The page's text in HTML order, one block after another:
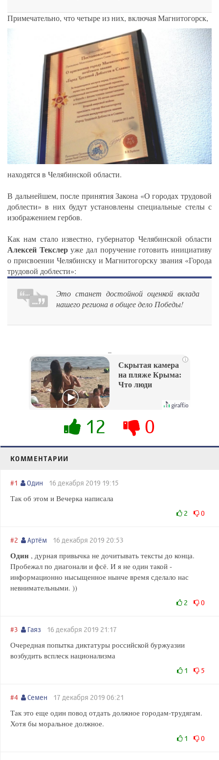
Примечательно, что четыре из них, включая Магнитогорск,
находятся в Челябинской области.
В дальнейшем, после принятия Закона «О городах трудовой
доблести» в них будут установлены специальные стелы с
изображением гербов.
Как нам стало известно, губернатор Челябинской области
Алексей Текслеруже дал поручение готовить инициативу
о присвоении Челябинску и Магнитогорску звания «Города
трудовой доблести»:
Это станет достойной оценкой вклада
нашего региона в общее дело Победы!
i
Скрытая камера
на пляже Крыма:
Что люди
их не видят...
12 0
КОММЕНТАРИИ
#1 Один 16 декабря 2019 19:15
Так об этом и Вечерка написала
2 0
#2 Артём 16 декабря 2019 20:53
Один , дурная привычка не дочитывать тексты до конца.
Пробежал по диагонали и фсё. И я не один такой -
информационно нысыщенное нынче время сделало нас
невнимательными. ))
2 0
#3 Гаяз 16 декабря 2019 21:17
Очередная попытка диктатуры российской буржуазии
возбудить всплеск национализма
1 5
#4 Семен 17 декабря 2019 06:21
Так это еще один повод отдать должное городам-трудягам.
Хотя бы моральное должное.
1 0